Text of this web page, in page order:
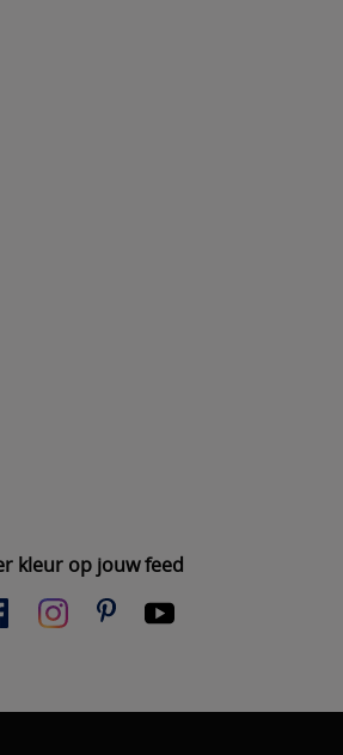
kleur op jouw feed